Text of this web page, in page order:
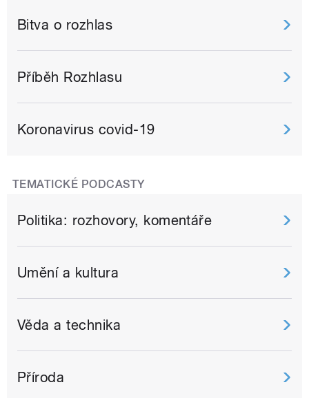
Bitva o rozhlas
Příběh Rozhlasu
Koronavirus covid-19
TEMATICKÉ PODCASTY
Politika: rozhovory, komentáře
Umění a kultura
Věda a technika
Příroda